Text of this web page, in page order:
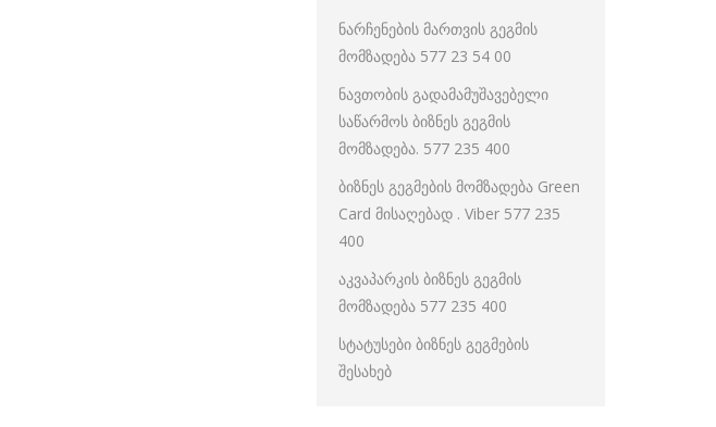
ნარჩენების მართვის გეგმის
მომზადება 577 23 54 00
ნავთობის გადამამუშავებელი
საწარმოს ბიზნეს გეგმის
მომზადება. 577 235 400
ბიზნეს გეგმების მომზადება Green
Card მისაღებად . Viber 577 235
400
აკვაპარკის ბიზნეს გეგმის
მომზადება 577 235 400
სტატუსები ბიზნეს გეგმების
შესახებ